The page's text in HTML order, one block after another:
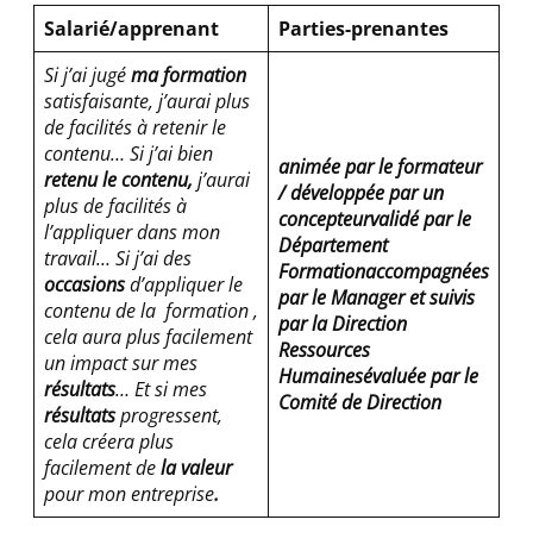
Salarié/apprenant
Parties-prenantes
Si j’ai jugéma formation
satisfaisante, j’aurai plus
de facilités à retenir le
contenu… Si j’ai bien
retenu le contenu, j’aurai
plus de facilités à
l’appliquer dans mon
travail… Si j’ai des
occasionsd’appliquer le
contenu de la formation ,
cela aura plus facilement
un impact sur mes
résultats… Et si mes
résultatsprogressent,
cela créera plus
facilement dela valeur
pour mon entreprise.
animée par le formateur
/développée par un
concepteurvalidé par le
Département
Formationaccompagnées
par le Manager etsuivis
par la Direction
Ressources
Humainesévaluée par le
Comité de Direction